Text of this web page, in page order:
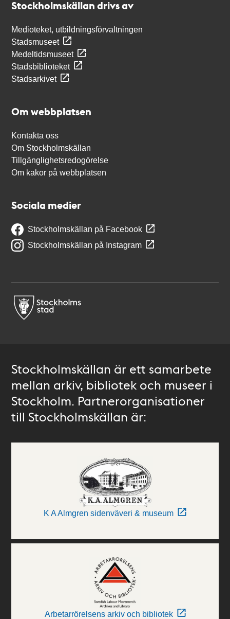
Stockholmskällan drivs av
Medioteket, utbildningsförvaltningen
Stadsmuseet
Medeltidsmuseet
Stadsbiblioteket
Stadsarkivet
Om webbplatsen
Kontakta oss
Om Stockholmskällan
Tillgänglighetsredogörelse
Om kakor på webbplatsen
Sociala medier
Stockholmskällan på Facebook
Stockholmskällan på Instagram
Stockholmskällan är ett samarbete
mellan arkiv, bibliotek och museer i
Stockholm. Partnerorganisationer
till Stockholmskällan är:
K A Almgren sidenväveri & museum
Arbetarrörelsens arkiv och bibliotek